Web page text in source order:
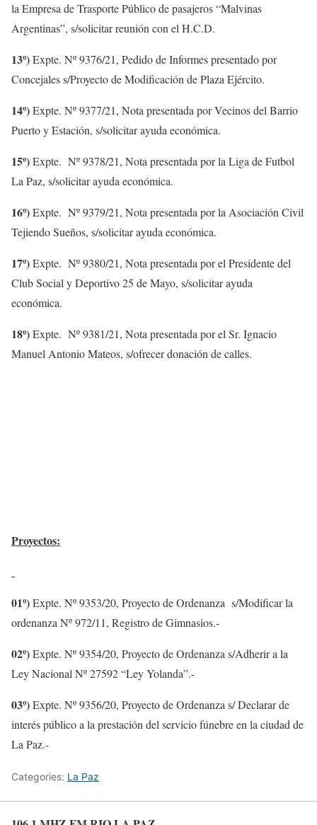
la Empresa de Trasporte Público de pasajeros “Malvinas
Argentinas”, s/solicitar reunión con el H.C.D.
13º)Expte. Nº 9376/21, Pedido de Informes presentado por
Concejales s/Proyecto de Modificación de Plaza Ejército.
14º)Expte. Nº 9377/21, Nota presentada por Vecinos del Barrio
Puerto y Estación, s/solicitar ayuda económica.
15º)Expte. Nº 9378/21, Nota presentada por la Liga de Futbol
La Paz, s/solicitar ayuda económica.
16º)Expte. Nº 9379/21, Nota presentada por la Asociación Civil
Tejiendo Sueños, s/solicitar ayuda económica.
17º)Expte. Nº 9380/21, Nota presentada por el Presidente del
Club Social y Deportivo 25 de Mayo, s/solicitar ayuda
económica.
18º)Expte. Nº 9381/21, Nota presentada por el Sr. Ignacio
Manuel Antonio Mateos, s/ofrecer donación de calles.
Proyectos:
01º)Expte. Nº 9353/20, Proyecto de Ordenanza s/Modificar la
ordenanza Nº 972/11, Registro de Gimnasios.-
02º)Expte. Nº 9354/20, Proyecto de Ordenanza s/Adherir a la
Ley Nacional Nº 27592 “Ley Yolanda”.-
03º)Expte. Nº 9356/20, Proyecto de Ordenanza s/ Declarar de
interés público a la prestación del servicio fúnebre en la ciudad de
La Paz.-
Categories: La Paz